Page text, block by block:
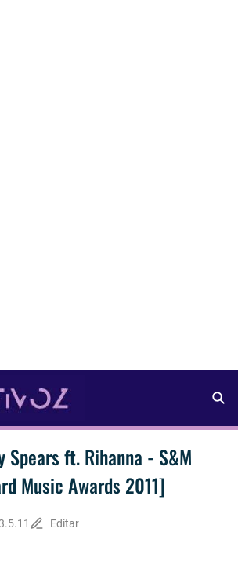
Spears ft. Rihanna - S&M
Music Awards 2011]
Editar